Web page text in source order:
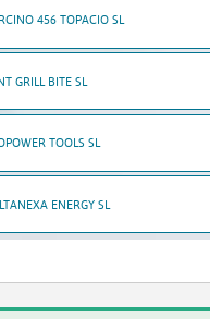
456 TOPACIO SL
GRILL BITE SL
TOOLS SL
ENERGY SL